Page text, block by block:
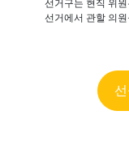
선거구는 현직 위
선거에서 관할 의